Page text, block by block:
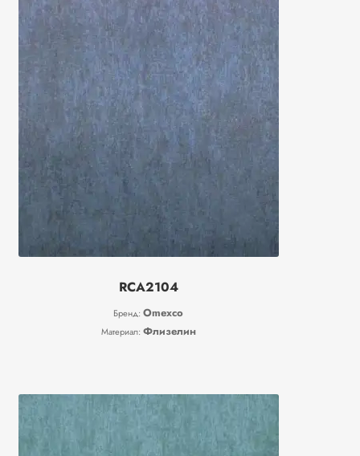
RCA2104
Бренд:Omexco
Материал: Флизелин